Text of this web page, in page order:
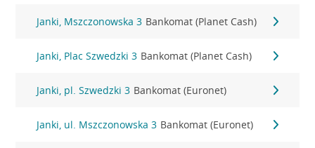
Janki, Mszczonowska 3 Bankomat (Planet Cash)
Janki, Plac Szwedzki 3 Bankomat (Planet Cash)
Janki, pl. Szwedzki 3 Bankomat (Euronet)
Janki, ul. Mszczonowska 3 Bankomat (Euronet)